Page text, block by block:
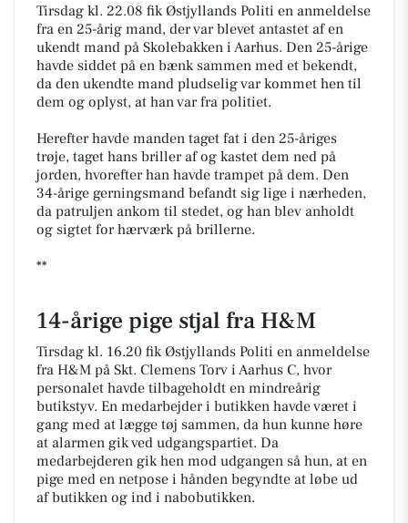
Tirsdag kl. 22.08 fik Østjyllands Politi en anmeldelse
fra en 25-årig mand, der var blevet antastet af en
ukendt mand på Skolebakken i Aarhus. Den 25-årige
havde siddet på en bænk sammen med et bekendt,
da den ukendte mand pludselig var kommet hen til
dem og oplyst, at han var fra politiet.
Herefter havde manden taget fat i den 25-åriges
trøje, taget hans briller af og kastet dem ned på
jorden, hvorefter han havde trampet på dem. Den
34-årige gerningsmand befandt sig lige i nærheden,
da patruljen ankom til stedet, og han blev anholdt
og sigtet for hærværk på brillerne.
**
14-årige pige stjal fra H&M
Tirsdag kl. 16.20 fik Østjyllands Politi en anmeldelse
fra H&M på Skt. Clemens Torv i Aarhus C, hvor
personalet havde tilbageholdt en mindreårig
butikstyv. En medarbejder i butikken havde været i
gang med at lægge tøj sammen, da hun kunne høre
at alarmen gik ved udgangspartiet. Da
medarbejderen gik hen mod udgangen så hun, at en
pige med en netpose i hånden begyndte at løbe ud
af butikken og ind i nabobutikken.